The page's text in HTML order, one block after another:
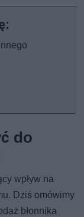
do
wpływ na
Dziś omówimy
błonnika